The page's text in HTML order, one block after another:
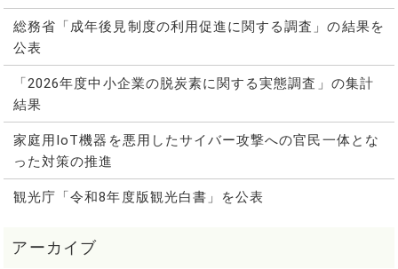
総務省「成年後見制度の利用促進に関する調査」の結果を
公表
「2026年度中小企業の脱炭素に関する実態調査」の集計
結果
家庭用IoT機器を悪用したサイバー攻撃への官民一体とな
った対策の推進
観光庁「令和8年度版観光白書」を公表